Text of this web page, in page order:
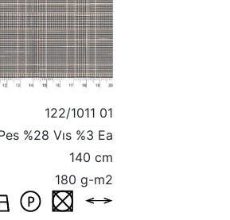
122/1011 01
%28 Vıs %3 Ea
140 cm
180 g-m2